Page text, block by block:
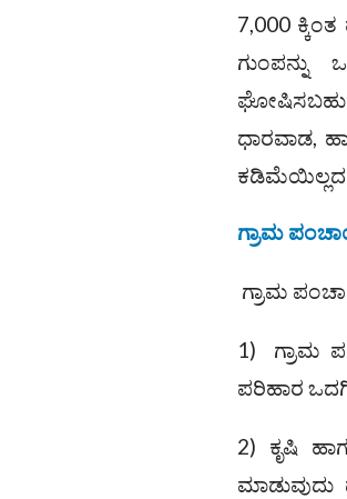
7,000
ಧಾರವಾಡ,
ಕಡಿಮೆಯಿಲ್ಲದ
ಗ್ರಾಮ
ಗ್ರಾಮ
1) ಗ್ರಾಮ
ಪರಿಹಾರ
2) ಕೃಷಿ
ಮಾಡುವುದು